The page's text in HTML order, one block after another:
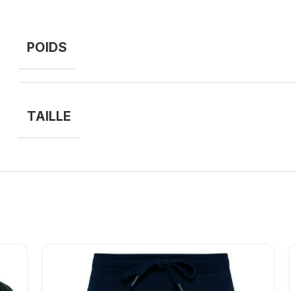
POIDS
TAILLE